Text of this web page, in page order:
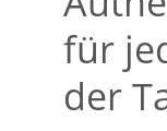
für
der